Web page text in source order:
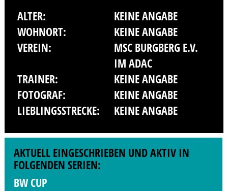
ALTER:
KEINE ANGABE
WOHNORT:
KEINE ANGABE
VEREIN:
MSC BURGBERG E.V.
IM ADAC
TRAINER:
KEINE ANGABE
FOTOGRAF:
KEINE ANGABE
LIEBLINGSSTRECKE:
KEINE ANGABE
AKTUELL EINGESCHRIEBEN UND AKTIV IN
FOLGENDEN SERIEN:
BW CUP